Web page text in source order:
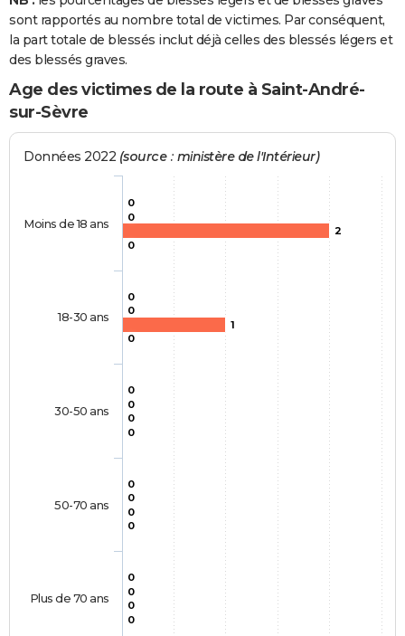
sont rapportés au nombre total de victimes. Par conséquent,
la part totale de blessés inclut déjà celles des blessés légers et
des blessés graves.
Age des victimes de la route à Saint-André-
sur-Sèvre
Données 2022 (source : ministère de l'Intérieur)
0
0
0
0
0
0
0
0
0
0
2
1
0
0
0
0
0
0
0
0
Moins de 18 ans
18-30 ans
30-50 ans
50-70 ans
Plus de 70 ans